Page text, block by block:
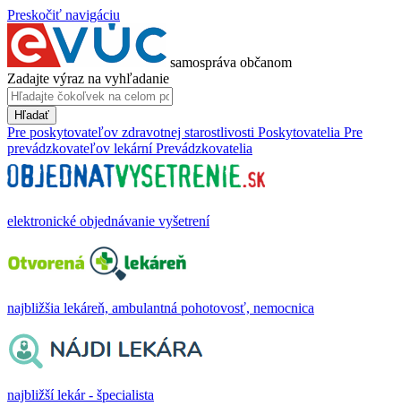
Preskočiť navigáciu
samospráva občanom
Zadajte výraz na vyhľadanie
Hľadať
Pre poskytovateľov zdravotnej starostlivosti Poskytovatelia Pre
prevádzkovateľov lekární Prevádzkovatelia
elektronické objednávanie vyšetrení
najbližšia lekáreň, ambulantná pohotovosť, nemocnica
najbližší lekár - špecialista